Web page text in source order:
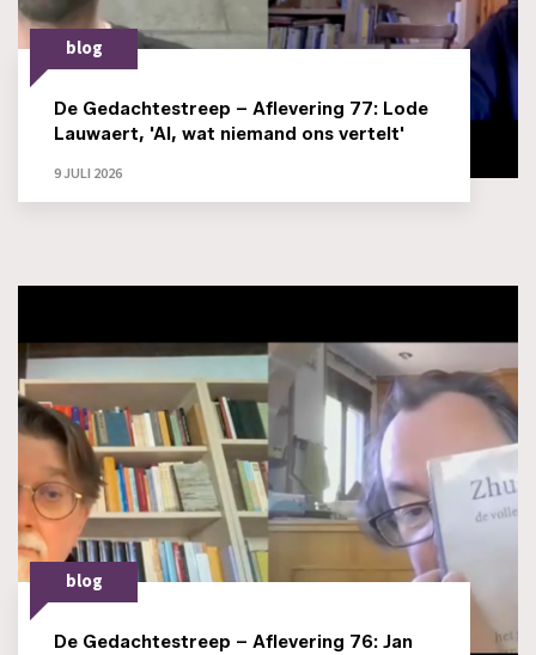
blog
De Gedachtestreep – Aflevering 77: Lode
Lauwaert, 'AI, wat niemand ons vertelt'
9 JULI 2026
blog
De Gedachtestreep – Aflevering 76: Jan